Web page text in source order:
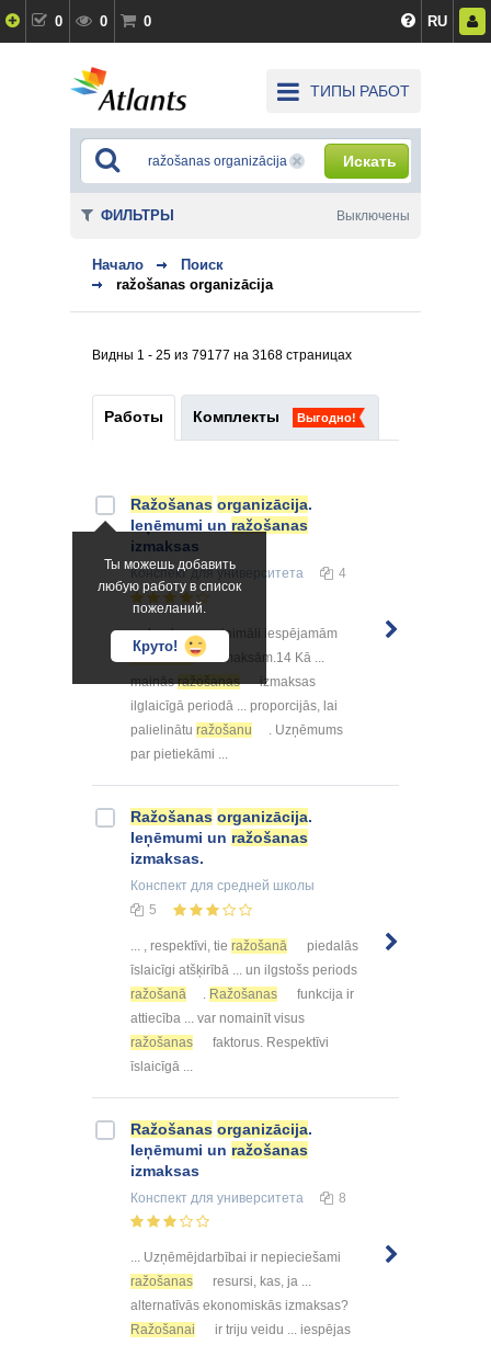
0 0 0 RU
ТИПЫ РАБОТ
Искать
Начало
Поиск
ražošanas organizācija
Видны 1 - 25 из 79177 на 3168 страницах
Работы Комплекты Выгодно!
Ты можешь добавить
любую работу в список
пожеланий.
Круто!
Ražošanas organizācija.
Ieņēmumi un ražošanas
izmaksas
Конспектдля университета 4
... daudzuma minimāli iespējamām
ražošanas
izmaksām.14 Kā ...
maināsražošanas
izmaksas
ilglaicīgā periodā ... proporcijās, lai
palielinātu ražošanu
. Uzņēmums
par pietiekāmi ...
Ražošanas organizācija.
Ieņēmumi un ražošanas
izmaksas.
Конспект для средней школы
5
... , respektīvi, tie ražošanā
piedalās
īslaicīgi atšķirībā ... un ilgstošs periods
ražošanā
Ražošanas
funkcija ir
attiecība ... var nomainīt visus
ražošanas
faktorus. Respektīvi
īslaicīgā ...
Ražošanas organizācija.
Ieņēmumi un ražošanas
izmaksas
Конспект для университета 8
... Uzņēmējdarbībai ir nepieciešami
ražošanas
resursi, kas, ja ...
alternatīvās ekonomiskās izmaksas?
Ražošanai
ir triju veidu ... iespējas
ФИЛЬТРЫ Выключены